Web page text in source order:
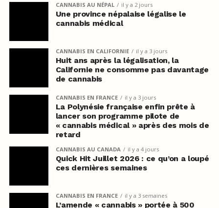
CANNABIS AU NÉPAL il y a 2 jours
Une province népalaise légalise le
cannabis médical
CANNABIS EN CALIFORNIE il y a 3 jours
Huit ans après la légalisation, la
Californie ne consomme pas davantage
de cannabis
CANNABIS EN FRANCE il y a 3 jours
La Polynésie française enfin prête à
lancer son programme pilote de
« cannabis médical » après des mois de
retard
CANNABIS AU CANADA il y a 4 jours
Quick Hit Juillet 2026 : ce qu’on a loupé
ces dernières semaines
CANNABIS EN FRANCE il y a 3 semaines
L’amende « cannabis » portée à 500